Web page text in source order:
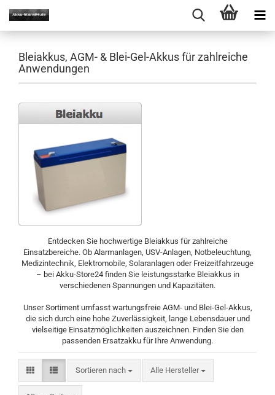
Bleiakkus, AGM- & Blei-Gel-Akkus für zahlreiche
Anwendungen
Entdecken Sie hochwertige Bleiakkus für zahlreiche
Einsatzbereiche. Ob Alarmanlagen, USV-Anlagen, Notbeleuchtung,
Medizintechnik, Elektromobile, Solaranlagen oder Freizeitfahrzeuge
– bei Akku-Store24 finden Sie leistungsstarke Bleiakkus in
verschiedenen Spannungen und Kapazitäten.
Unser Sortiment umfasst wartungsfreie AGM- und Blei-Gel-Akkus,
die sich durch eine hohe Zuverlässigkeit, lange Lebensdauer und
vielseitige Einsatzmöglichkeiten auszeichnen. Finden Sie den
passenden Ersatzakku für Ihre Anwendung.
Sortieren nach
Sortieren nach Alle Hersteller